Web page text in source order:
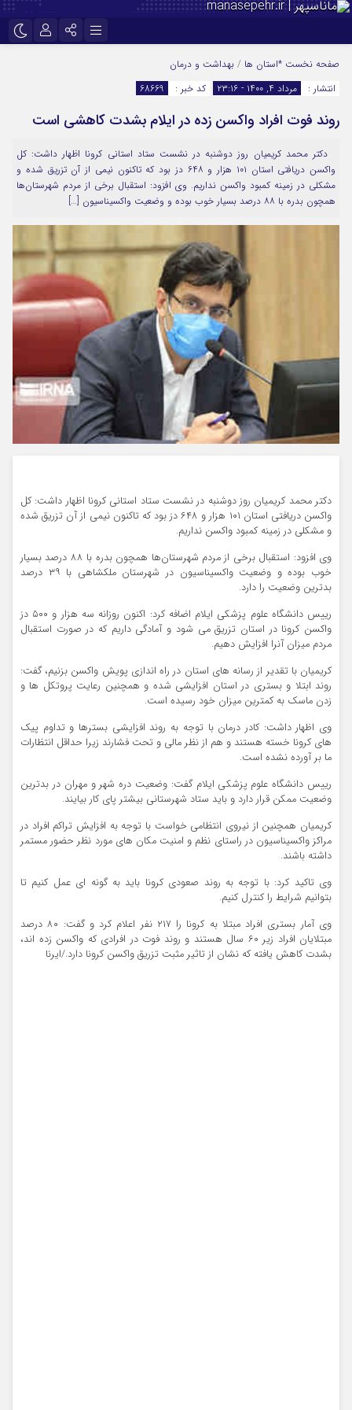
اینستاگرام
سروش
ایتا
آپارات
نام کاربری یا نشانی ایمیل
رمز عبور
مرا به خاطر بسپار
صفحه نخست *استان ها / بهداشت و درمان
انتشار :
مرداد ۴, ۱۴۰۰ - ۲۳:۱۶ کد خبر : 68669
روند فوت افراد واکسن زده در ایلام بشدت کاهشی است
دکتر محمد کریمیان روز دوشنبه در نشست ستاد استانی کرونا اظهار داشت: کل
واکسن دریافتی استان ۱۰۱ هزار و ۶۴۸ دز بود که تاکنون نیمی از آن تزریق شده و
مشکلی در زمینه کمبود واکسن نداریم. وی افزود: استقبال برخی از مردم شهرستان‌ها
همچون بدره با ۸۸ درصد بسیار خوب بوده و وضعیت واکسیناسیون […]
دکتر محمد کریمیان روز دوشنبه در نشست ستاد استانی کرونا اظهار داشت: کل
واکسن دریافتی استان ۱۰۱ هزار و ۶۴۸ دز بود که تاکنون نیمی از آن تزریق شده
و مشکلی در زمینه کمبود واکسن نداریم.
وی افزود: استقبال برخی از مردم شهرستان‌ها همچون بدره با ۸۸ درصد بسیار
خوب بوده و وضعیت واکسیناسیون در شهرستان ملکشاهی با ۳۹ درصد
بدترین وضعیت را دارد.
رییس دانشگاه علوم پزشکی ایلام اضافه کرد: اکنون روزانه سه هزار و ۵۰۰ دز
واکسن کرونا در استان تزریق می شود و آمادگی داریم که در صورت استقبال
مردم میزان آنرا افزایش دهیم.
کریمیان با تقدیر از رسانه های استان در راه اندازی پویش واکسن بزنیم، گفت:
روند ابتلا و بستری در استان افزایشی شده و همچنین رعایت پروتکل ها و
زدن ماسک به کمترین میزان خود رسیده است.
وی اظهار داشت: کادر درمان با توجه به روند افزایشی بسترها و تداوم پیک
های کرونا خسته هستند و هم از نظر مالی و تحت فشارند زیرا حداقل انتظارات
ما بر آورده نشده است.
رییس دانشگاه علوم پزشکی ایلام گفت: وضعیت دره شهر و مهران در بدترین
وضعیت ممکن قرار دارد و باید ستاد شهرستانی بیشتر پای کار بیایند.
کریمیان همچنین از نیروی انتظامی خواست با توجه به افزایش تراکم افراد در
مراکز واکسیناسیون در راستای نظم و امنیت مکان های مورد نظر حضور مستمر
داشته باشند.
وی تاکید کرد: با توجه به روند صعودی کرونا باید به گونه ای عمل کنیم تا
بتوانیم شرایط را کنترل کنیم.
وی آمار بستری افراد مبتلا به کرونا را ۲۱۷ نفر اعلام کرد و گفت: ۸۰ درصد
مبتلایان افراد زیر ۶۰ سال هستند و روند فوت در افرادی که واکسن زده اند،
بشدت کاهش یافته که نشان از تاثیر مثبت تزریق واکسن کرونا دارد./ایرنا